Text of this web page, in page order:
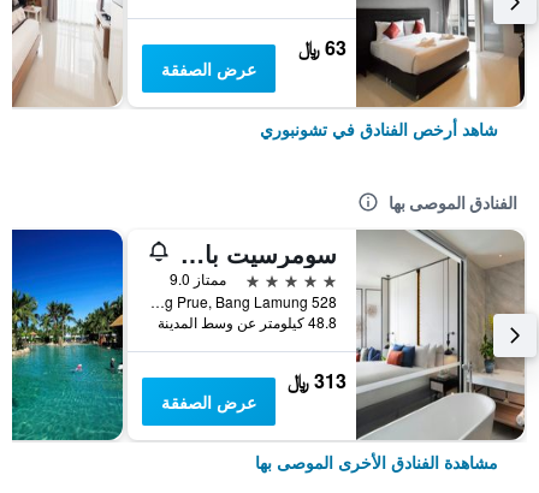
63 ﷼
عرض الصفقة
شاهد أرخص الفنادق في تشونبوري
الفنادق الموصى بها
سومرسيت باتايا
5 نجوم
ممتاز 9.0
528 M. 10, Nong Prue, Bang Lamung, تشونبوري, تايلاند
48.8 كيلومتر عن وسط المدينة
313 ﷼
عرض الصفقة
مشاهدة الفنادق الأخرى الموصى بها